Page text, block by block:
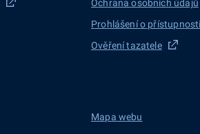
Ochrana osobních údajů
Prohlášení o přístupnosti
Ověření tazatele
Mapa webu